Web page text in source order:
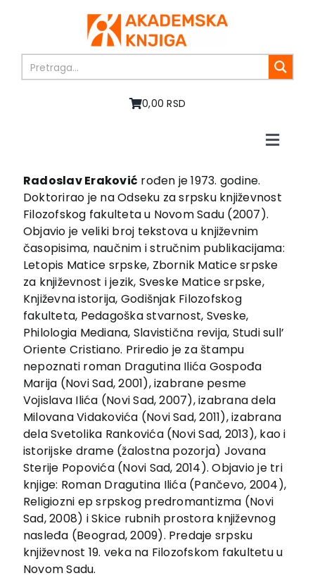
0,00 RSD
Toggle
O nama
Knjige
U pripremi
Akcija
Autori
Vesti
EU PROJEKTI
Kontakt
Radoslav Eraković rođen je 1973. godine.
Doktorirao je na Odseku za srpsku književnost
Filozofskog fakulteta u Novom Sadu (2007).
Objavio je veliki broj tekstova u književnim
časopisima, naučnim i stručnim publikacijama:
Letopis Matice srpske, Zbornik Matice srpske
za književnost i jezik, Sveske Matice srpske,
Književna istorija, Godišnjak Filozofskog
fakulteta, Pedagoška stvarnost, Sveske,
Philologia Mediana, Slavistična revija, Studi sull’
Oriente Cristiano. Priredio je za štampu
nepoznati roman Dragutina Ilića Gospođa
Marija (Novi Sad, 2001), izabrane pesme
Vojislava Ilića (Novi Sad, 2007), izabrana dela
Milovana Vidakovića (Novi Sad, 2011), izabrana
dela Svetolika Rankovića (Novi Sad, 2013), kao i
istorijske drame (žalostna pozorja) Jovana
Sterije Popovića (Novi Sad, 2014). Objavio je tri
knjige: Roman Dragutina Ilića (Pančevo, 2004),
Religiozni ep srpskog predromantizma (Novi
Sad, 2008) i Skice rubnih prostora književnog
nasleđa (Beograd, 2009). Predaje srpsku
književnost 19. veka na Filozofskom fakultetu u
Novom Sadu.